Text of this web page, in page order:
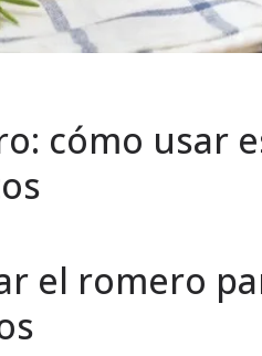
cómo usar
el romero